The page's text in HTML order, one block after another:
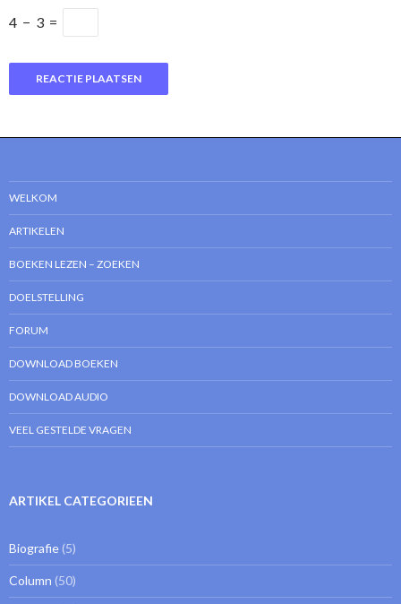
4 − 3 =
WELKOM
ARTIKELEN
BOEKEN LEZEN – ZOEKEN
DOELSTELLING
FORUM
DOWNLOAD BOEKEN
DOWNLOAD AUDIO
VEEL GESTELDE VRAGEN
ARTIKEL CATEGORIEEN
Biografie (5)
Column (50)